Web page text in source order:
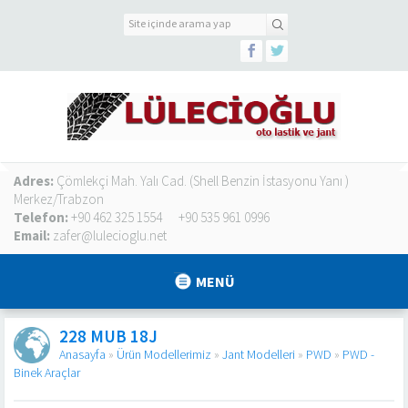
Adres: Çömlekçi Mah. Yalı Cad. (Shell Benzin İstasyonu Yanı )
Merkez/Trabzon
Telefon: +90 462 325 1554
+90 535 961 0996
Email: zafer@lulecioglu.net
MENÜ
228 MUB 18J
Anasayfa » Ürün Modellerimiz » Jant Modelleri » PWD » PWD -
Binek Araçlar